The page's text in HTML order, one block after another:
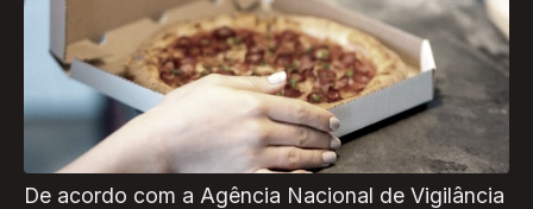
podem concordar que, às vezes, ela fica até
mais saborosa no dia seguinte. No entanto,
quem nunca se deparou com o dilema de decidir
se a pizza que sobrou da noite anterior ainda
está segura para ser consumida?
De acordo com a Agência Nacional de Vigilância